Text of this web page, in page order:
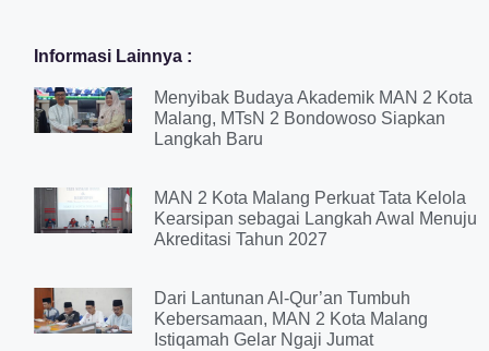
Informasi Lainnya :
Menyibak Budaya Akademik MAN 2 Kota
Malang, MTsN 2 Bondowoso Siapkan
Langkah Baru
MAN 2 Kota Malang Perkuat Tata Kelola
Kearsipan sebagai Langkah Awal Menuju
Akreditasi Tahun 2027
Dari Lantunan Al-Qur’an Tumbuh
Kebersamaan, MAN 2 Kota Malang
Istiqamah Gelar Ngaji Jumat